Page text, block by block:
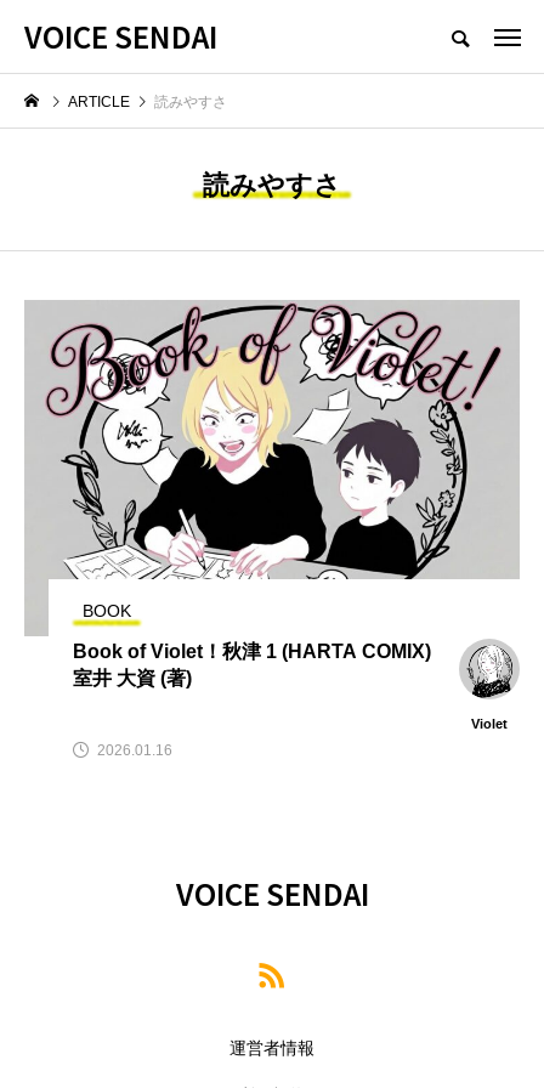
VOICE SENDAI
ARTICLE 読みやすさ
読みやすさ
BOOK
Book of Violet！秋津 1 (HARTA COMIX)
室井 大資 (著)
Violet
2026.01.16
VOICE SENDAI
運営者情報